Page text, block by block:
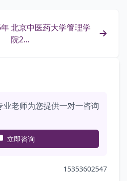
北京中医药大学管理学
院2...
老师为您提供一对一咨询
立即咨询
15353602547